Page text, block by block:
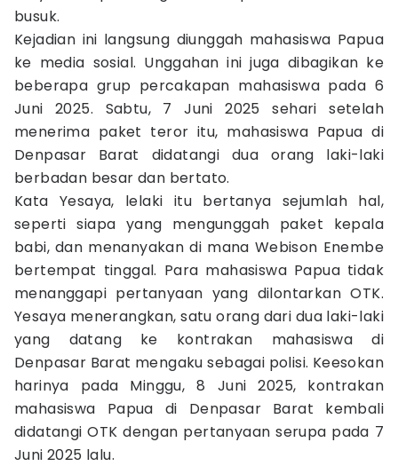
busuk.
Kejadian ini langsung diunggah mahasiswa Papua
ke media sosial. Unggahan ini juga dibagikan ke
beberapa grup percakapan mahasiswa pada 6
Juni 2025. Sabtu, 7 Juni 2025 sehari setelah
menerima paket teror itu, mahasiswa Papua di
Denpasar Barat didatangi dua orang laki-laki
berbadan besar dan bertato.
Kata Yesaya, lelaki itu bertanya sejumlah hal,
seperti siapa yang mengunggah paket kepala
babi, dan menanyakan di mana Webison Enembe
bertempat tinggal. Para mahasiswa Papua tidak
menanggapi pertanyaan yang dilontarkan OTK.
Yesaya menerangkan, satu orang dari dua laki-laki
yang datang ke kontrakan mahasiswa di
Denpasar Barat mengaku sebagai polisi. Keesokan
harinya pada Minggu, 8 Juni 2025, kontrakan
mahasiswa Papua di Denpasar Barat kembali
didatangi OTK dengan pertanyaan serupa pada 7
Juni 2025 lalu.